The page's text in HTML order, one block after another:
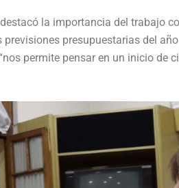
la importancia del trabajo
presupuestarias del
permite pensar en un inicio de